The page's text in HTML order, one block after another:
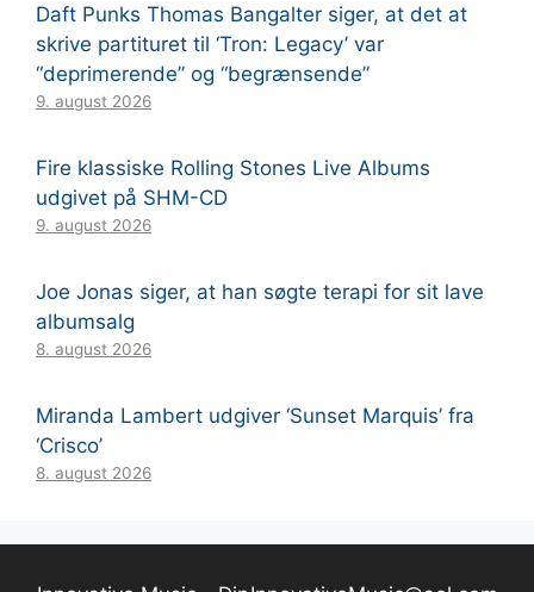
Daft Punks Thomas Bangalter siger, at det at
skrive partituret til ‘Tron: Legacy’ var
“deprimerende” og “begrænsende”
9. august 2026
Fire klassiske Rolling Stones Live Albums
udgivet på SHM-CD
9. august 2026
Joe Jonas siger, at han søgte terapi for sit lave
albumsalg
8. august 2026
Miranda Lambert udgiver ‘Sunset Marquis’ fra
‘Crisco’
8. august 2026